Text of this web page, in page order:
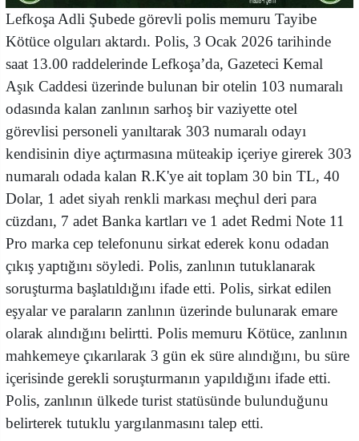
Lefkoşa Adli Şubede görevli polis memuru Tayibe
Kötüce olguları aktardı. Polis, 3 Ocak 2026 tarihinde
saat 13.00 raddelerinde Lefkoşa’da, Gazeteci Kemal
Aşık Caddesi üzerinde bulunan bir otelin 103 numaralı
odasında kalan zanlının sarhoş bir vaziyette otel
görevlisi personeli yanıltarak 303 numaralı odayı
kendisinin diye açtırmasına müteakip içeriye girerek 303
numaralı odada kalan R.K'ye ait toplam 30 bin TL, 40
Dolar, 1 adet siyah renkli markası meçhul deri para
cüzdanı, 7 adet Banka kartları ve 1 adet Redmi Note 11
Pro marka cep telefonunu sirkat ederek konu odadan
çıkış yaptığını söyledi. Polis, zanlının tutuklanarak
soruşturma başlatıldığını ifade etti. Polis, sirkat edilen
eşyalar ve paraların zanlının üzerinde bulunarak emare
olarak alındığını belirtti. Polis memuru Kötüce, zanlının
mahkemeye çıkarılarak 3 gün ek süre alındığını, bu süre
içerisinde gerekli soruşturmanın yapıldığını ifade etti.
Polis, zanlının ülkede turist statüsünde bulunduğunu
belirterek tutuklu yargılanmasını talep etti.